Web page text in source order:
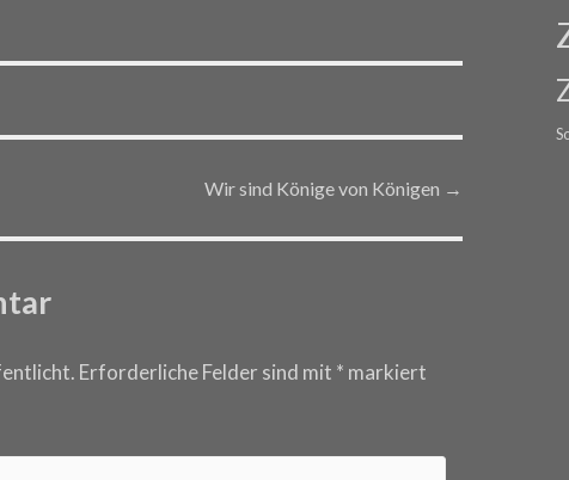
Wir sind Könige von Königen →
Erforderliche Felder sind mit * markiert